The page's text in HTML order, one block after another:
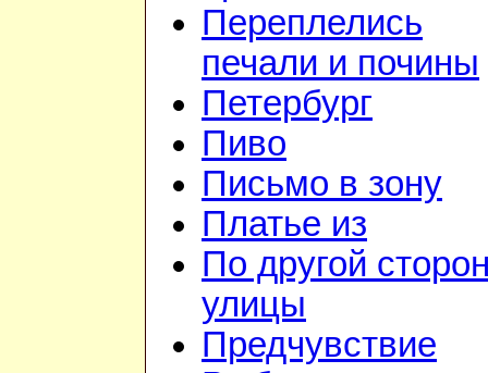
Переплелись
печали и почины
Петербург
Пиво
Письмо в зону
Платье из
По другой
улицы
Предчувствие